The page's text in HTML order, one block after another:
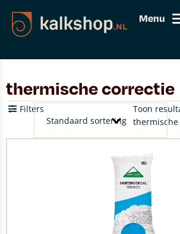
Menu
thermische correctie
Toon
Filters